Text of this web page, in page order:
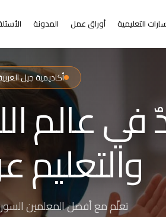
التعليمية أوراق عمل المدونة
أكاديمية جيل
التعلم
من البعد
+٢٠٠٠ طالب من ٣١+ دولة حول العالم